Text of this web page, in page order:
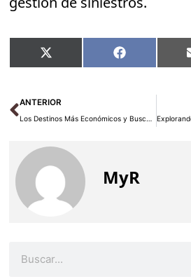
Compartir
en
X
(Twitter)
Compartir
en
Facebook
Ant
ANTERIOR
Los Destinos Más Económicos y Buscados por los Españoles en Temporada Media según KAYAK
MyR